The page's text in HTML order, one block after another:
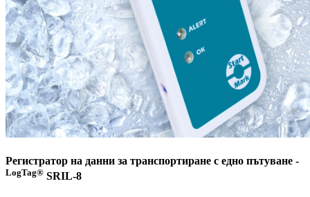
Регистратор на данни за транспортиране с едно пътуване -
LogTag® SRIL-8